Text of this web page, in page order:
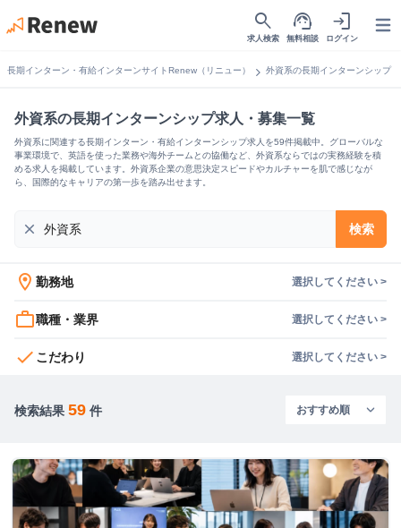
search
求人検索
support_agent
無料相談
login
ログイン
長期インターン・有給インターンサイトRenew（リニュー） chevron_right 外資系の長期インターンシップ
外資系の長期インターンシップ求人・募集一覧
外資系に関連する長期インターン・有給インターンシップ求人を59件掲載中。グローバルな
事業環境で、英語を使った業務や海外チームとの協働など、外資系ならではの実務経験を積
める求人を掲載しています。外資系企業の意思決定スピードやカルチャーを肌で感じなが
ら、国際的なキャリアの第一歩を踏み出せます。
close 検索
location_on 勤務地 選択してください >
work_outline職種・業界 選択してください >
check こだわり 選択してください >
検索結果 59 件